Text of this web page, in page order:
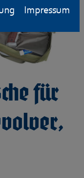
Impressum
für